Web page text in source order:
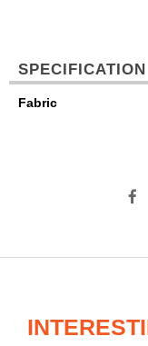
SPECIFICATION
Fabric